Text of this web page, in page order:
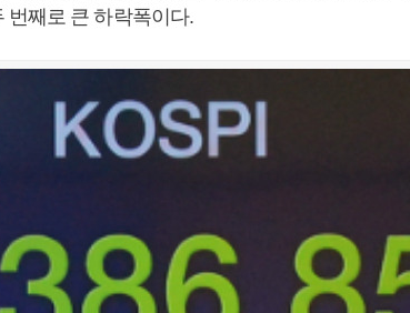
번째로 큰 하락폭이다.